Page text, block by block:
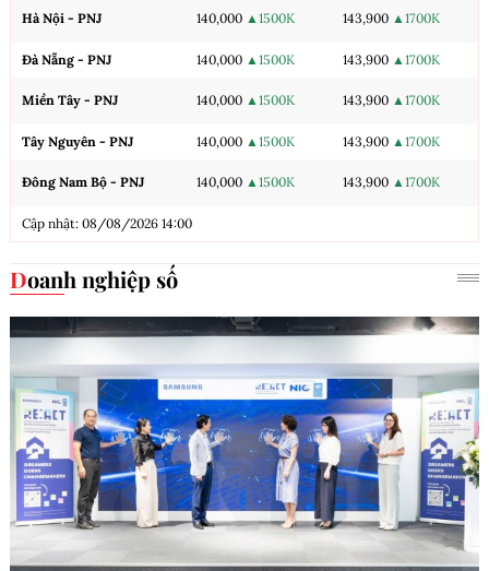
Hà Nội - PNJ 140,000 ▲1500K 143,900 ▲1700K
Đà Nẵng - PNJ 140,000 ▲1500K 143,900 ▲1700K
Miền Tây - PNJ 140,000 ▲1500K 143,900 ▲1700K
Tây Nguyên - PNJ 140,000 ▲1500K 143,900 ▲1700K
Đông Nam Bộ - PNJ 140,000 ▲1500K 143,900 ▲1700K
Cập nhật: 08/08/2026 14:00
Doanh nghiệp số